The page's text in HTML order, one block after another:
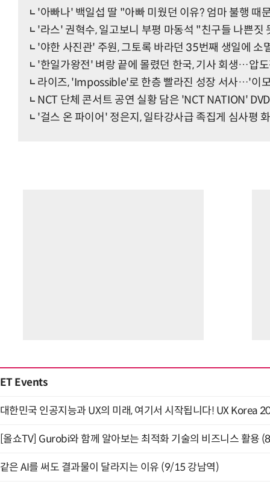
'아빠나' 백일섭 딸 "아빠 미웠던 이유? 엄마 불행
'라스' 권혁수, 일고보니 부평 마동석 "친구들 나쁜짓
'야한 사진관' 주원, 그토록 바라던 35번째 생일에 소
'한일가왕전' 벼랑 끝에 몰렸던 한국, 기사 회생…압
라이즈, 'Impossible'로 한층 빨라진 성장 서사…'이
NCT 단체 콘서트 공연 실황 담은 'NCT NATION'
'걸스 온 파이어' 정은지, 일타강사급 족집게 심사평
ET Events
대한민국 인공지능과 UX의 미래, 여기서 시작됩니다! UX Korea
[올쇼TV] Gurobi와 함께 알아보는 최적화 기술의 비즈니스 활용
같은 AI를 써도 결과물이 달라지는 이유 (9/15 강남역)